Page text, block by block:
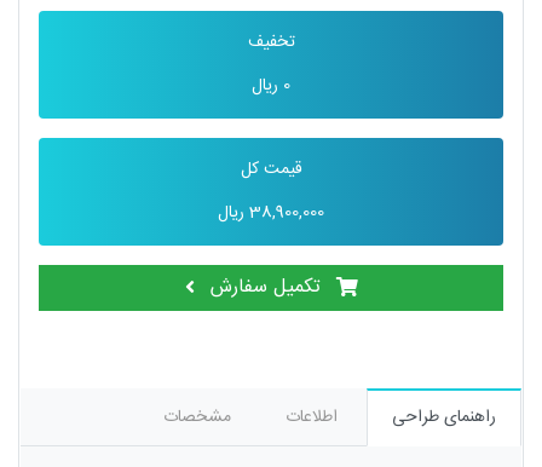
تخفیف
0 ریال
قیمت کل
38,900,000 ریال
تکمیل سفارش
راهنمای طراحی اطلاعات مشخصات